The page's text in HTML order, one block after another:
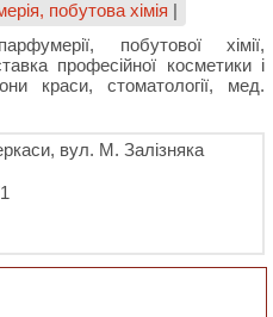
побутова хімія |
побутової хімії,
професійної косметики і
краси, стоматології, мед.
вул. М. Залізняка